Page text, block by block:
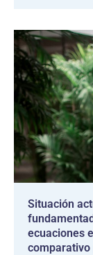
Situación
ecuaciones